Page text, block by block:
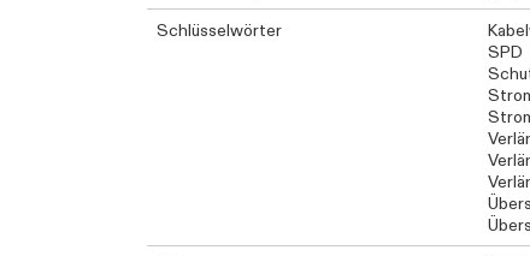
Schlüsselwörter
SPD